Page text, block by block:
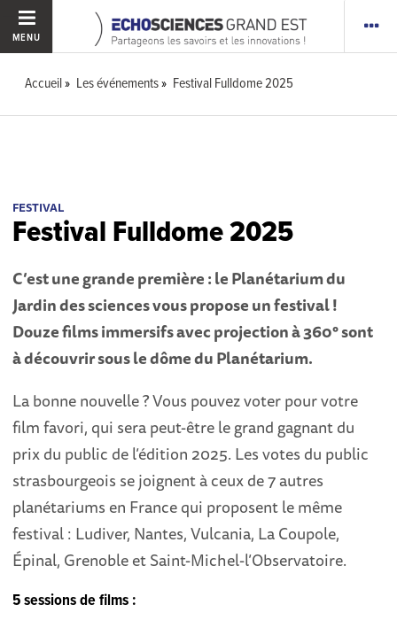
MENU
Accueil Les événements Festival Fulldome 2025
FESTIVAL
Festival Fulldome 2025
C’est une grande première : le Planétarium du
Jardin des sciences vous propose un festival !
Douze films immersifs avec projection à 360° sont
à découvrir sous le dôme du Planétarium.
La bonne nouvelle ? Vous pouvez voter pour votre
film favori, qui sera peut-être le grand gagnant du
prix du public de l’édition 2025. Les votes du public
strasbourgeois se joignent à ceux de 7 autres
planétariums en France qui proposent le même
festival : Ludiver, Nantes, Vulcania, La Coupole,
Épinal, Grenoble et Saint-Michel-l’Observatoire.
5 sessions de films :